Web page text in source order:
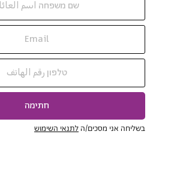
חתימה
בשליחה אני מסכים/הלתנאי השימוש